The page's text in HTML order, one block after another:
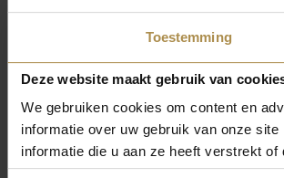
Toestemming
Deze website maakt gebruik van
We gebruiken cookies om content en
informatie over uw gebruik van onze
informatie die u aan ze heeft verstrekt